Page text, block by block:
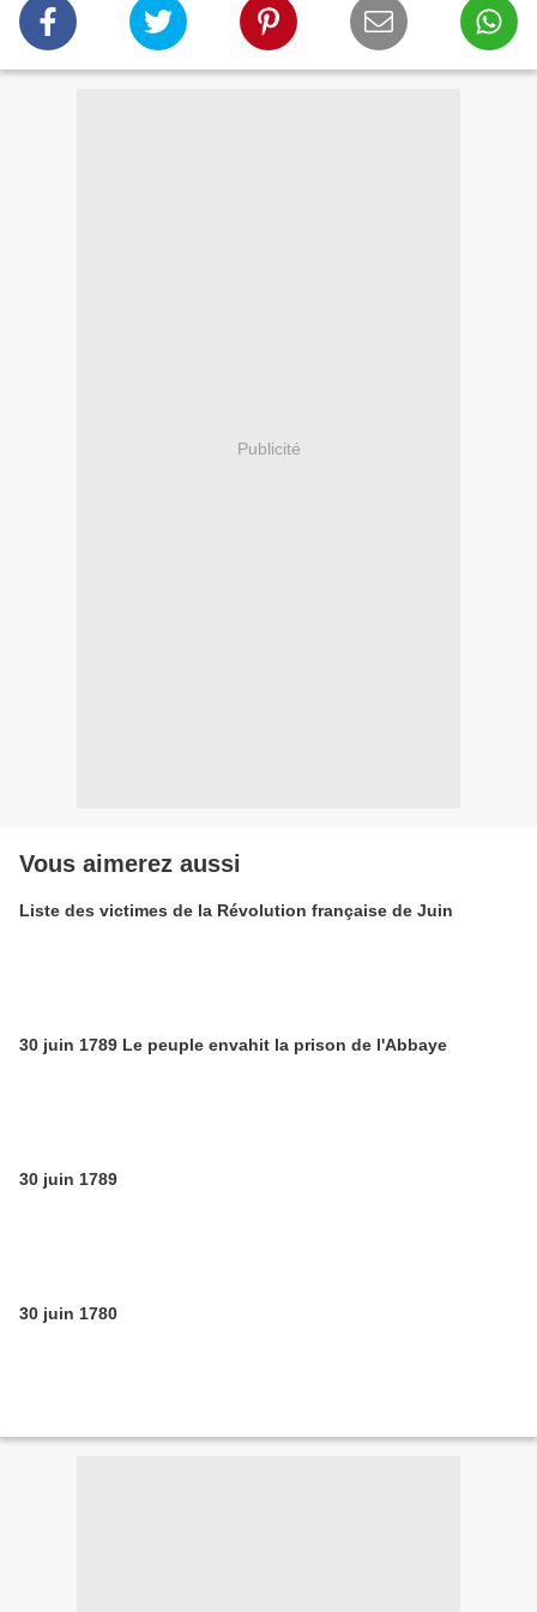
Publicité
Vous aimerez aussi
Liste des victimes de la Révolution française de Juin
30 juin 1789 Le peuple envahit la prison de l'Abbaye
30 juin 1789
30 juin 1780